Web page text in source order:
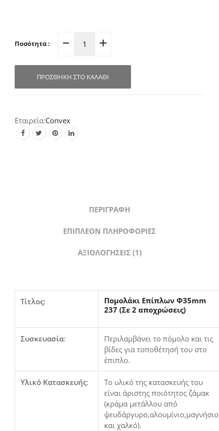
Ποσότητα :
Πομολάκι
Φ35mm
ΠΡΟΣΘΉΚΗ ΣΤΟ ΚΑΛΆΘΙ
Convex
ΠΕΡΙΓΡΑΦΉ
ΕΠΙΠΛΈΟΝ ΠΛΗΡΟΦΟΡΊΕΣ
ΑΞΙΟΛΟΓΉΣΕΙΣ (1)
Τίτλος:
Πομολάκι Επίπλων Φ35mm
237 (Σε 2 αποχρώσεις)
Συσκευασία:
Περιλαμβάνει το πόμολο και τις
βίδες για τοποθέτησή του στο
έπιπλο.
Υλικό Κατασκευής:
Το υλικό της κατασκευής του
είναι άριστης ποιότητος ζάμακ
(κράμα μετάλλου από
ψευδάργυρο,αλουμίνιο,μαγνήσιο
και χαλκό).